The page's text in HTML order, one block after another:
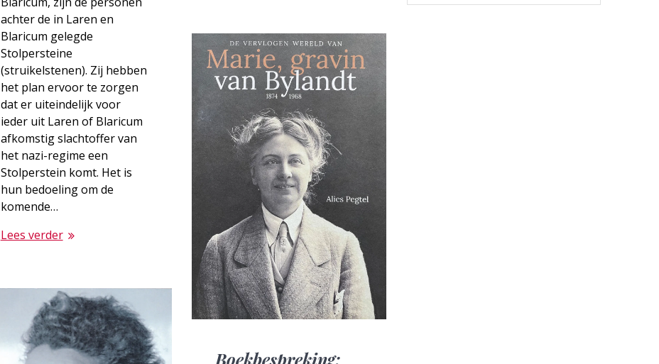
achter de in Laren en
Blaricum gelegde
Stolpersteine
(struikelstenen). Zij hebben
het plan ervoor te zorgen
dat er uiteindelijk voor
ieder uit Laren of Blaricum
afkomstig slachtoffer van
het nazi-regime een
Stolperstein komt. Het is
hun bedoeling om de
komende…
Lees verder
Boekbespreking: